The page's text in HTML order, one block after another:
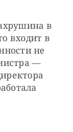
в
входит в
не
—